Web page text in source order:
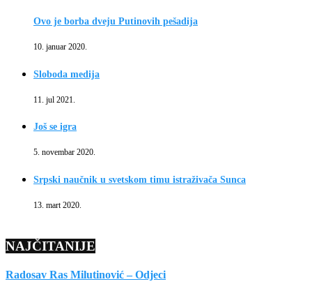
Ovo je borba dveju Putinovih pešadija
10. januar 2020.
Sloboda medija
11. jul 2021.
Još se igra
5. novembar 2020.
Srpski naučnik u svetskom timu istraživača Sunca
13. mart 2020.
NAJČITANIJE
Radosav Ras Milutinović – Odjeci